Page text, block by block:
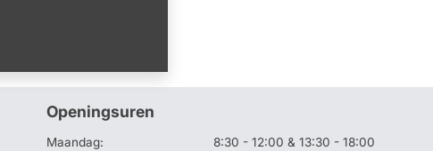
Openingsuren
Maandag:
8:30 - 12:00 & 13:30 - 18:00